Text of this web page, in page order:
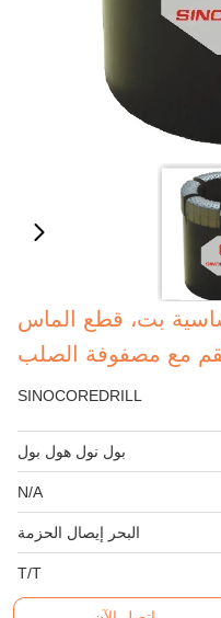
بت، قطع الماس
مع مصفوفة الصلب
SINOCOREDRILL
بول نول هول بول
N/A
البحر إيصال الحزمة
T/T